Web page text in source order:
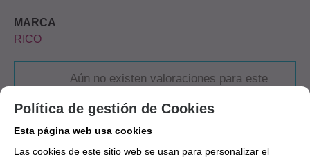
MARCA
RICO
Aún no existen valoraciones para este
Política de gestión de Cookies
Esta página web usa cookies
Las cookies de este sitio web se usan para personalizar el